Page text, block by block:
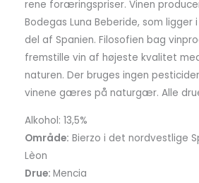
rene foræringspriser. Vinen
Bodegas Luna Beberide, som ligger
del af Spanien. Filosofien bag
fremstille vin af højeste kvalitet
naturen. Der bruges ingen
vinene gæres på naturgær. Alle
Alkohol: 13,5%
Område: Bierzo i det nordvestlige
Lèon
Drue: Mencia